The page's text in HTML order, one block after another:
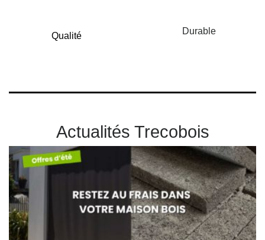
Qualité Durable
Actualités Trecobois